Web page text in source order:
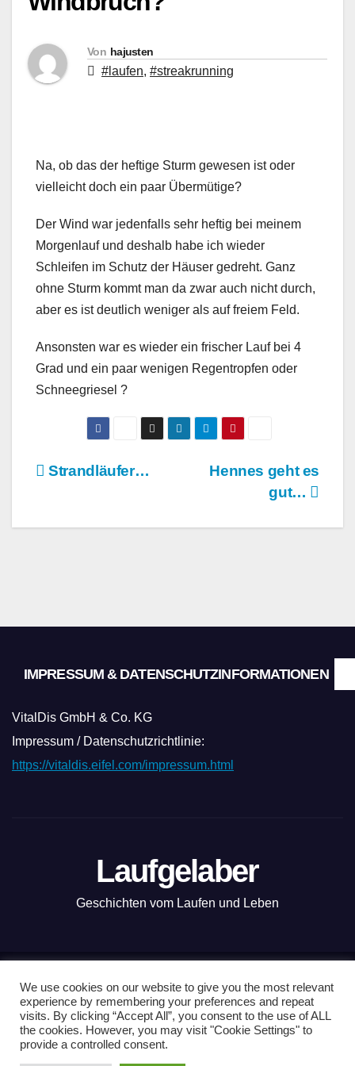
Von hajusten
#laufen, #streakrunning
Na, ob das der heftige Sturm gewesen ist oder
vielleicht doch ein paar Übermütige?
Der Wind war jedenfalls sehr heftig bei meinem
Morgenlauf und deshalb habe ich wieder
Schleifen im Schutz der Häuser gedreht. Ganz
ohne Sturm kommt man da zwar auch nicht durch,
aber es ist deutlich weniger als auf freiem Feld.
Ansonsten war es wieder ein frischer Lauf bei 4
Grad und ein paar wenigen Regentropfen oder
Schneegriesel ?
BeitragsnavigationHennes geht es
gut…
Strandläufer…
IMPRESSUM & DATENSCHUTZINFORMATIONEN
VitalDis GmbH & Co. KG
Impressum / Datenschutzrichtlinie:
https://vitaldis.eifel.com/impressum.html
Laufgelaber
Geschichten vom Laufen und Leben
Mit Stolz präsentiert von WordPress
Theme: News Live by
Themeansar.
Nordkap100 Vanlauf Kopenhagen-Tour
We use cookies on our website to give you the most relevant
experience by remembering your preferences and repeat
visits. By clicking “Accept All”, you consent to the use of ALL
the cookies. However, you may visit "Cookie Settings" to
provide a controlled consent.